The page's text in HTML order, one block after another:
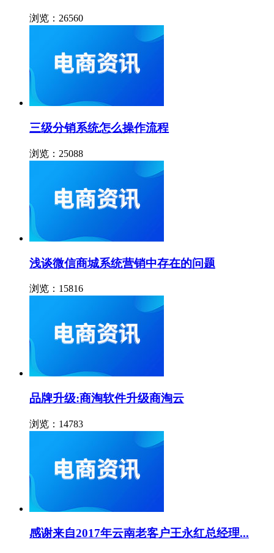
浏览：26560
三级分销系统怎么操作流程
浏览：25088
浅谈微信商城系统营销中存在的问题
浏览：15816
品牌升级:商淘软件升级商淘云
浏览：14783
感谢来自2017年云南老客户王永红总经理...